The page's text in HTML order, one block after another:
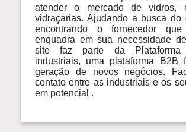
atender o mercado de vidros,
vidraçarias. Ajudando a busca do
encontrando o fornecedor
enquadra em sua necessidade
site faz parte da Plataforma
industriais, uma plataforma B2B
geração de novos negócios.
contato entre as industriais e os
em potencial .